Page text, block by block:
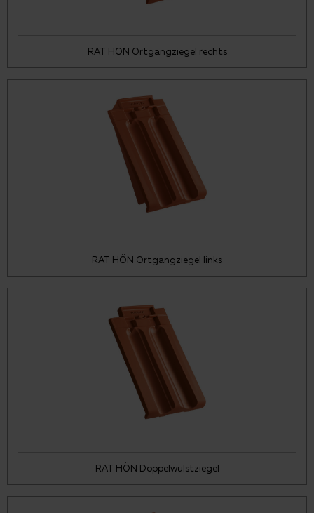
RAT HÖN Ortgangziegel rechts
RAT HÖN Ortgangziegel links
RAT HÖN Doppelwulstziegel